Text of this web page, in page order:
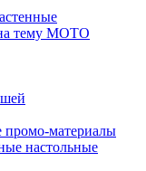
тему МОТО
промо-материалы
настольные